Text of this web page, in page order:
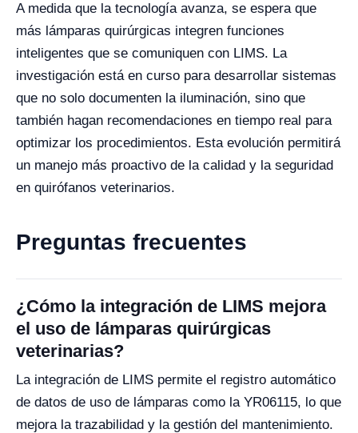
A medida que la tecnología avanza, se espera que
más lámparas quirúrgicas integren funciones
inteligentes que se comuniquen con LIMS. La
investigación está en curso para desarrollar sistemas
que no solo documenten la iluminación, sino que
también hagan recomendaciones en tiempo real para
optimizar los procedimientos. Esta evolución permitirá
un manejo más proactivo de la calidad y la seguridad
en quirófanos veterinarios.
Preguntas frecuentes
¿Cómo la integración de LIMS mejora
el uso de lámparas quirúrgicas
veterinarias?
La integración de LIMS permite el registro automático
de datos de uso de lámparas como la YR06115, lo que
mejora la trazabilidad y la gestión del mantenimiento.